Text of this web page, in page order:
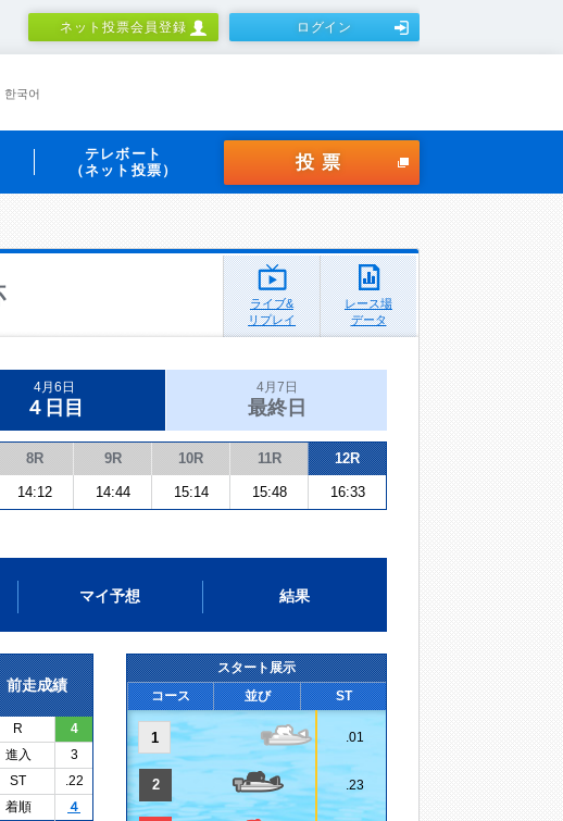
ネット投票会員登録 ログイン
한국어
テレボート
（ネット投票）
投票
ライブ&
リプレイ
レース場
データ
4月6日
４日目
4月7日
最終日
8R 9R 10R 11R 12R
14:12 14:44 15:14 15:48 16:33
マイ予想 結果
前走成績
R
4
進入
3
ST
.22
着順
４
スタート展示
コース
並び ST
1 .01
2 .23